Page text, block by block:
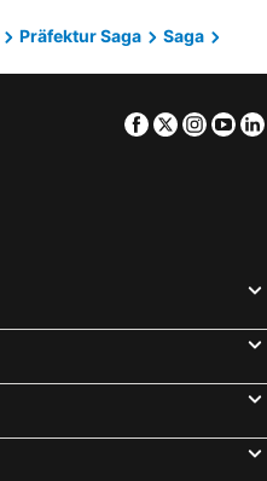
Sagayamato Onsen Hotel Amandi
KANSEI null 佐賀
Tatsumi Ryokan
Hotel AZ Saga Ogi
Präfektur Saga
Saga
Facebook
Twitter